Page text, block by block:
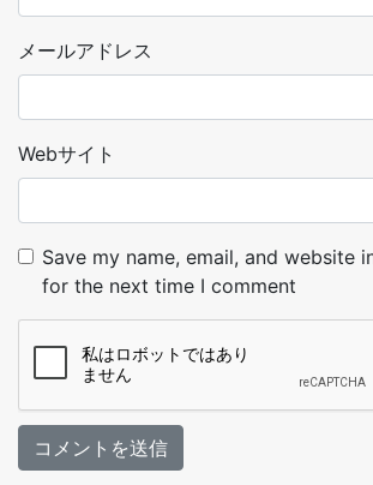
メールアドレス
Webサイト
Save my name, email, and website
for the next time I comment